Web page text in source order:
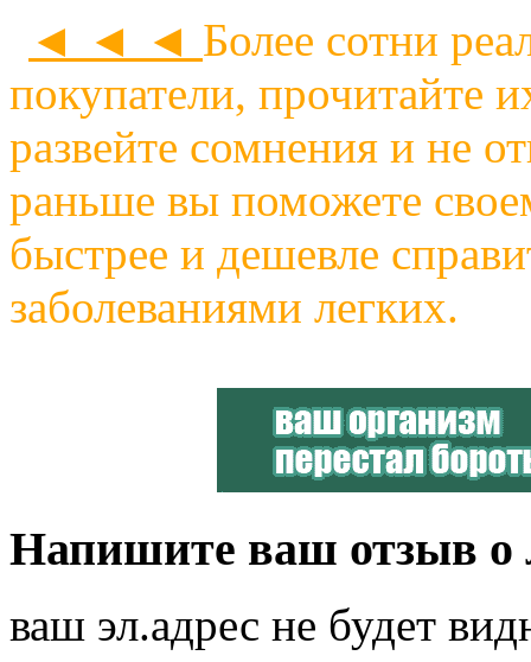
◄ ◄ ◄ Более сотни
покупатели, прочитайте
развейте сомнения и не
раньше вы поможете
быстрее и дешевле
заболеваниями легких.
Напишите ваш отзыв о
ваш эл.адрес не будет